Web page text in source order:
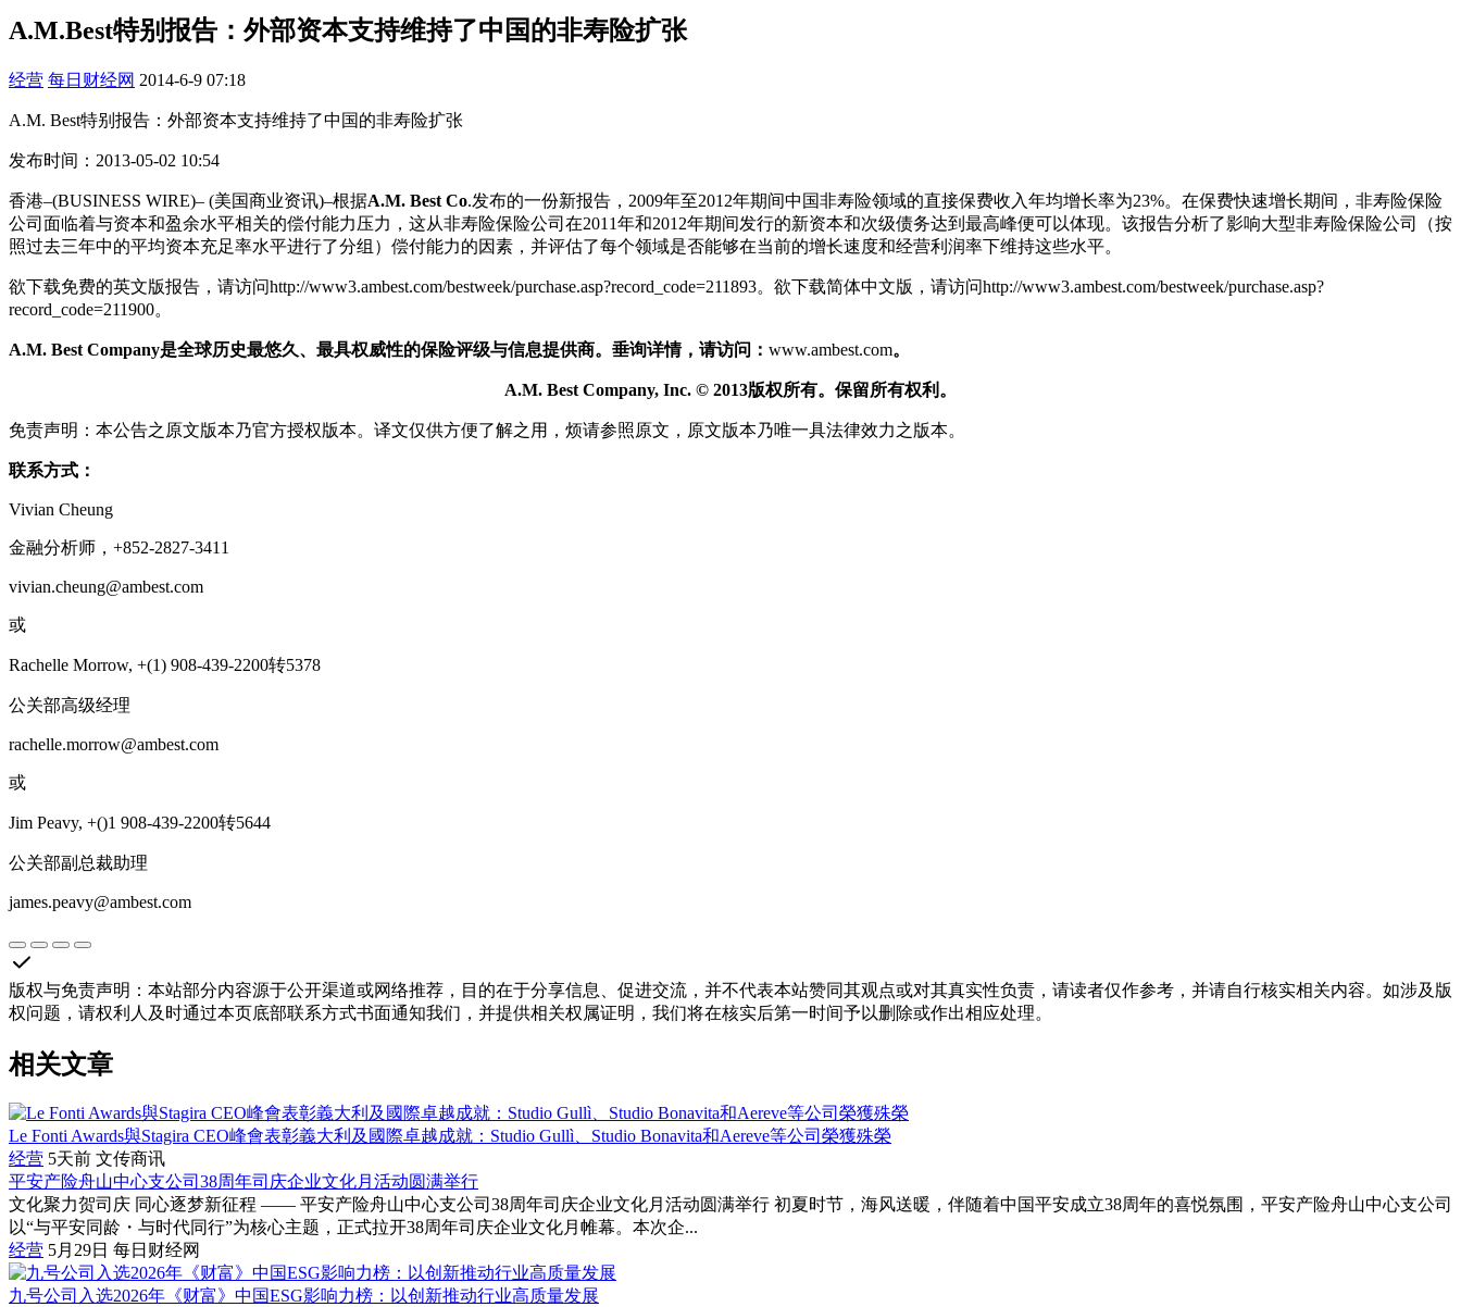
A.M.Best特别报告：外部资本支持维持了中国的非寿险扩张
经营 每日财经网 2014-6-9 07:18
A.M. Best特别报告：外部资本支持维持了中国的非寿险扩张
发布时间：2013-05-02 10:54
香港–(BUSINESS WIRE)– (美国商业资讯)–根据A.M. Best Co.发布的一份新报告，2009年至2012年期间中国非寿险领域的直接保费收入年均增长率为23%。在保费快速增长期间，非寿险保险
公司面临着与资本和盈余水平相关的偿付能力压力，这从非寿险保险公司在2011年和2012年期间发行的新资本和次级债务达到最高峰便可以体现。该报告分析了影响大型非寿险保险公司（按
照过去三年中的平均资本充足率水平进行了分组）偿付能力的因素，并评估了每个领域是否能够在当前的增长速度和经营利润率下维持这些水平。
欲下载免费的英文版报告，请访问http://www3.ambest.com/bestweek/purchase.asp?record_code=211893。欲下载简体中文版，请访问http://www3.ambest.com/bestweek/purchase.asp?
record_code=211900。
A.M. Best Company是全球历史最悠久、最具权威性的保险评级与信息提供商。垂询详情，请访问： www.ambest.com。
A.M. Best Company, Inc. © 2013版权所有。 保留所有权利。
免责声明：本公告之原文版本乃官方授权版本。译文仅供方便了解之用，烦请参照原文，原文版本乃唯一具法律效力之版本。
联系方式：
Vivian Cheung
金融分析师，+852-2827-3411
vivian.cheung@ambest.com
或
Rachelle Morrow, +(1) 908-439-2200转5378
公关部高级经理
rachelle.morrow@ambest.com
或
Jim Peavy, +()1 908-439-2200转5644
公关部副总裁助理
james.peavy@ambest.com
版权与免责声明 ： 本站部分内容源于公开渠道或网络推荐，目的在于分享信息、促进交流，并不代表本站赞同其观点或对其真实性负责，请读者仅作参考，并请自行核实相关内容。如涉及版
权问题，请权利人及时通过本页底部联系方式书面通知我们，并提供相关权属证明，我们将在核实后第一时间予以删除或作出相应处理。
相关文章
Le Fonti Awards與Stagira CEO峰會表彰義大利及國際卓越成就：Studio Gullì、Studio Bonavita和Aereve等公司榮獲殊榮
经营 5天前 文传商讯
平安产险舟山中心支公司38周年司庆企业文化月活动圆满举行
文化聚力贺司庆 同心逐梦新征程 —— 平安产险舟山中心支公司38周年司庆企业文化月活动圆满举行 初夏时节，海风送暖，伴随着中国平安成立38周年的喜悦氛围，平安产险舟山中心支公司
以“与平安同龄・与时代同行”为核心主题，正式拉开38周年司庆企业文化月帷幕。本次企...
经营 5月29日 每日财经网
九号公司入选2026年《财富》中国ESG影响力榜：以创新推动行业高质量发展